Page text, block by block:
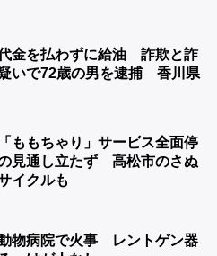
金を払わずに給油 詐欺と詐
いで72歳の男を逮捕 香川県
ももちゃり」サービス全面停
見通し立たず 高松市のさぬ
イクルも
物病院で火事 レントゲン器